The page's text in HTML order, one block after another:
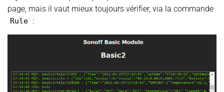
page, mais il vaut mieux toujours vérifier, via la commande
Rule :